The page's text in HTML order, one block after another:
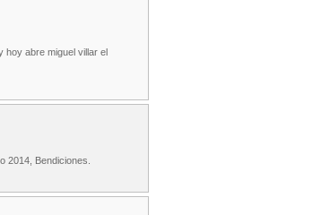
hoy abre miguel villar el
2014, Bendiciones.